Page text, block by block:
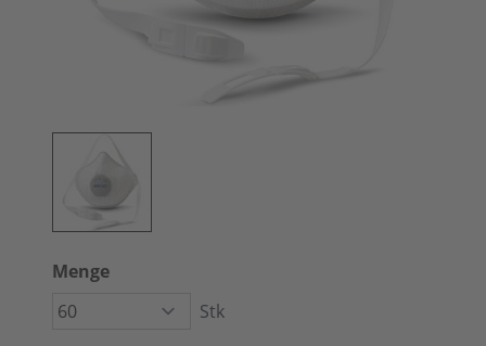
Menge
Stk